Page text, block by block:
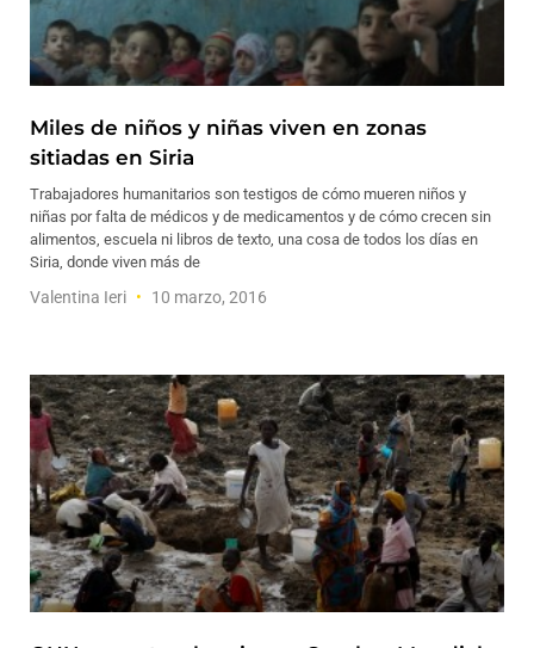
Miles de niños y niñas viven en zonas
sitiadas en Siria
Trabajadores humanitarios son testigos de cómo mueren niños y
niñas por falta de médicos y de medicamentos y de cómo crecen sin
alimentos, escuela ni libros de texto, una cosa de todos los días en
Siria, donde viven más de
Valentina Ieri 10 marzo, 2016